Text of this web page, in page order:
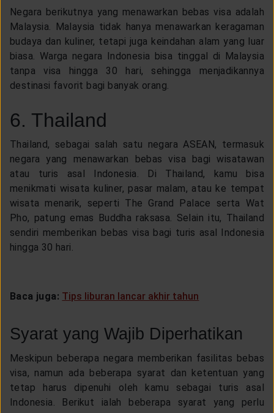
Negara berikutnya yang menawarkan bebas visa adalah
Malaysia. Malaysia tidak hanya menawarkan keragaman
budaya dan kuliner, tetapi juga keindahan alam yang luar
biasa. Warga negara Indonesia bisa tinggal di Malaysia
tanpa visa hingga 30 hari, sehingga menjadikannya
destinasi favorit bagi banyak orang.
6. Thailand
Thailand, sebagai salah satu negara ASEAN, termasuk
negara yang menawarkan bebas visa bagi wisatawan
atau turis asal Indonesia. Di Thailand, kamu bisa
menikmati wisata kuliner, pasar malam, atau ke tempat
wisata menarik, seperti The Grand Palace serta Wat
Pho, patung emas Buddha raksasa. Selain itu, Thailand
sendiri memberikan bebas visa bagi turis asal Indonesia
hingga 30 hari.
Baca juga: Tips liburan lancar akhir tahun
Syarat yang Wajib Diperhatikan
Meskipun beberapa negara memberikan fasilitas bebas
visa, namun ada beberapa syarat dan ketentuan yang
tetap harus dipenuhi oleh kamu sebagai turis asal
Indonesia. Berikut ialah beberapa syarat yang perlu